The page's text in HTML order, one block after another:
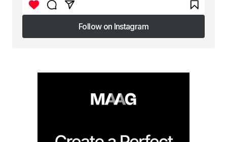
Follow on Instagram
Follow on Instagram